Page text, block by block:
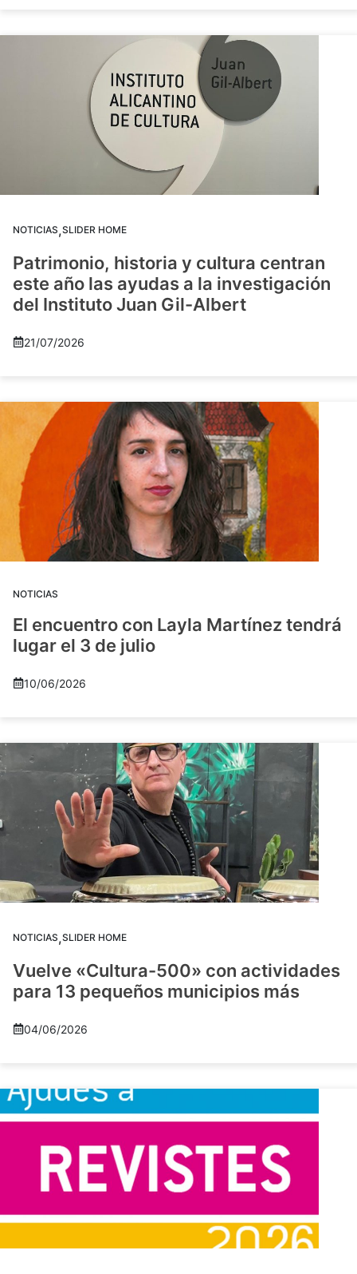
NOTICIAS,SLIDER HOME
Patrimonio, historia y cultura centran
este año las ayudas a la investigación
del Instituto Juan Gil-Albert
21/07/2026
NOTICIAS
El encuentro con Layla Martínez tendrá
lugar el 3 de julio
10/06/2026
NOTICIAS,SLIDER HOME
Vuelve «Cultura-500» con actividades
para 13 pequeños municipios más
04/06/2026